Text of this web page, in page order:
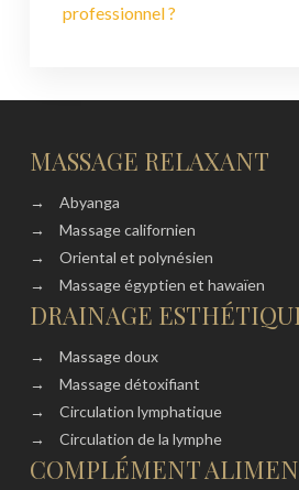
professionnel ?
MASSAGE RELAXANT
→
Abyanga
→
Massage californien
→
Oriental et polynésien
→
Massage égyptien et hawaïen
DRAINAGE
→
Massage doux
→
Massage détoxifiant
→
Circulation lymphatique
→
Circulation de la lymphe
COMPLÉMENT